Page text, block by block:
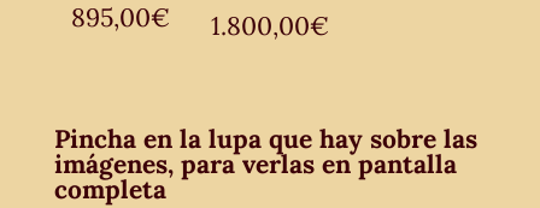
895,00€ 1.800,00€
Pincha en la lupa que hay sobre las
imágenes, para verlas en pantalla
completa